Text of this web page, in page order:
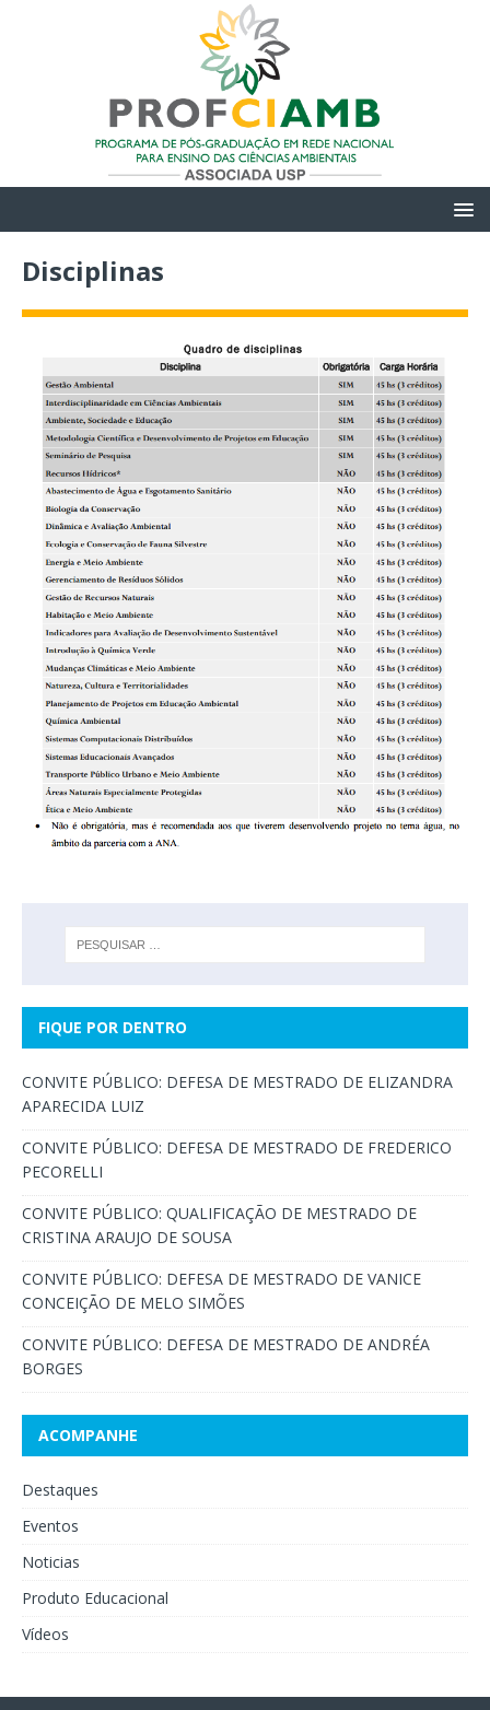
Disciplinas
FIQUE POR DENTRO
CONVITE PÚBLICO: DEFESA DE MESTRADO DE ELIZANDRA
APARECIDA LUIZ
CONVITE PÚBLICO: DEFESA DE MESTRADO DE FREDERICO
PECORELLI
CONVITE PÚBLICO: QUALIFICAÇÃO DE MESTRADO DE
CRISTINA ARAUJO DE SOUSA
CONVITE PÚBLICO: DEFESA DE MESTRADO DE VANICE
CONCEIÇÃO DE MELO SIMÕES
CONVITE PÚBLICO: DEFESA DE MESTRADO DE ANDRÉA
BORGES
ACOMPANHE
Destaques
Eventos
Noticias
Produto Educacional
Vídeos